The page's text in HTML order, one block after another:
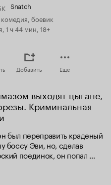
Snatch
боевик
1 ч 44 мин, 18+
Добавить Еще
выходят цыгане,
Криминальная
был переправить краденый
боссу Эви, но, сделав
поединок, он попал
событий. Вокруг него
интрига с участием